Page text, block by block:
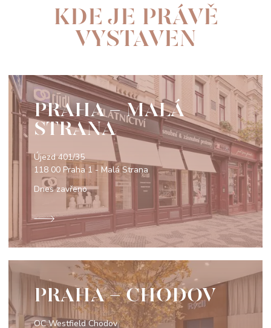
KDE JE PRÁVĚ
VYSTAVEN
PRAHA - MALÁ
STRANA
Újezd 401/35
118 00 Praha 1 - Malá Strana
Dnes zavřeno
PRAHA - CHODOV
OC Westfield Chodov